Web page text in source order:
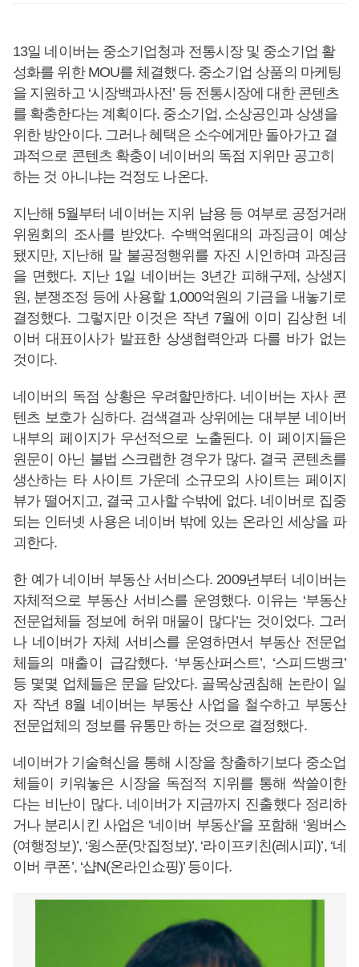
13일 네이버는 중소기업청과 전통시장 및 중소기업 활
성화를 위한 MOU를 체결했다. 중소기업 상품의 마케팅
을 지원하고 ‘시장백과사전’ 등 전통시장에 대한 콘텐츠
를 확충한다는 계획이다. 중소기업, 소상공인과 상생을
위한 방안이다. 그러나 혜택은 소수에게만 돌아가고 결
과적으로 콘텐츠 확충이 네이버의 독점 지위만 공고히
하는 것 아니냐는 걱정도 나온다.
지난해 5월부터 네이버는 지위 남용 등 여부로 공정거래
위원회의 조사를 받았다. 수백억원대의 과징금이 예상
됐지만, 지난해 말 불공정행위를 자진 시인하며 과징금
을 면했다. 지난 1일 네이버는 3년간 피해구제, 상생지
원, 분쟁조정 등에 사용할 1,000억원의 기금을 내놓기로
결정했다. 그렇지만 이것은 작년 7월에 이미 김상헌 네
이버 대표이사가 발표한 상생협력안과 다를 바가 없는
것이다.
네이버의 독점 상황은 우려할만하다. 네이버는 자사 콘
텐츠 보호가 심하다. 검색결과 상위에는 대부분 네이버
내부의 페이지가 우선적으로 노출된다. 이 페이지들은
원문이 아닌 불법 스크랩한 경우가 많다. 결국 콘텐츠를
생산하는 타 사이트 가운데 소규모의 사이트는 페이지
뷰가 떨어지고, 결국 고사할 수밖에 없다. 네이버로 집중
되는 인터넷 사용은 네이버 밖에 있는 온라인 세상을 파
괴한다.
한 예가 네이버 부동산 서비스다. 2009년부터 네이버는
자체적으로 부동산 서비스를 운영했다. 이유는 ‘부동산
전문업체들 정보에 허위 매물이 많다’는 것이었다. 그러
나 네이버가 자체 서비스를 운영하면서 부동산 전문업
체들의 매출이 급감했다. ‘부동산퍼스트’, ‘스피드뱅크’
등 몇몇 업체들은 문을 닫았다. 골목상권침해 논란이 일
자 작년 8월 네이버는 부동산 사업을 철수하고 부동산
전문업체의 정보를 유통만 하는 것으로 결정했다.
네이버가 기술혁신을 통해 시장을 창출하기보다 중소업
체들이 키워놓은 시장을 독점적 지위를 통해 싹쓸이한
다는 비난이 많다. 네이버가 지금까지 진출했다 정리하
거나 분리시킨 사업은 ‘네이버 부동산’을 포함해 ‘윙버스
(여행정보)’, ‘윙스푼(맛집정보)’, ‘라이프키친(레시피)’, ‘네
이버 쿠폰’, ‘샵N(온라인쇼핑)’ 등이다.